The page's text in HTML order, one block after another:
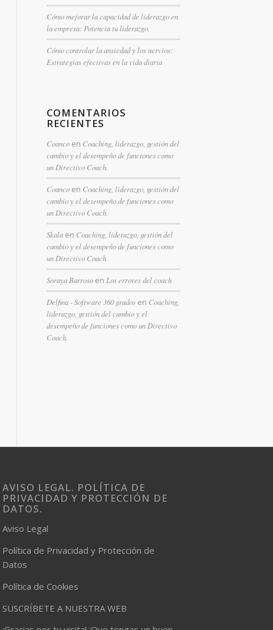
Cómo mejorar la capacidad de liderazgo en
la empresa: Potencia tu liderazgo.
Cómo controlar la ansiedad y los nervios:
Estrategias efectivas en la vida diaria
COMENTARIOS
RECIENTES
Coancoen Coaching, liderazgo, gestión del
cambio y el desempeño de funciones como
un Directivo Coach.
Coancoen Coaching, liderazgo, gestión del
cambio y el desempeño de funciones como
un Directivo Coach.
Skalaen Coaching, liderazgo, gestión del
cambio y el desempeño de funciones como
un Directivo Coach.
Soraya Barrosoen Los errores del coach
Delfina - Software 360 gradosen Coaching,
liderazgo, gestión del cambio y el
desempeño de funciones como un Directivo
Coach.
AVISO LEGAL. POLÍTICA DE
PRIVACIDAD Y PROTECCIÓN DE
DATOS.
Aviso Legal
Política de Privacidad y Protección de
Datos
Política de Cookies
SUSCRÍBETE A NUESTRA WEB